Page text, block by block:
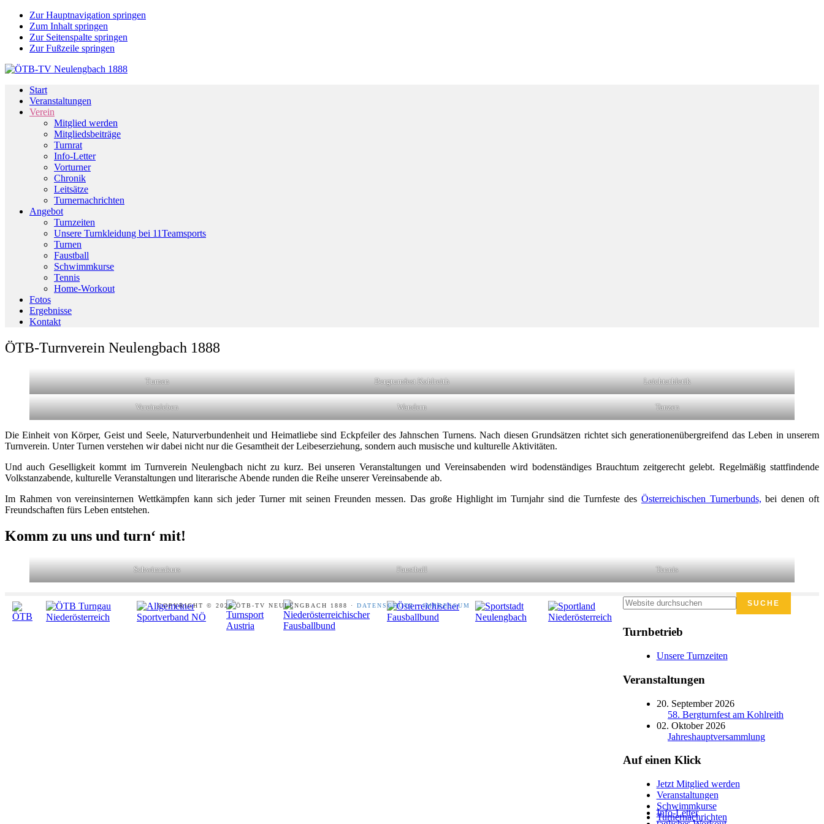
Zur Hauptnavigation springen
Zum Inhalt springen
Zur Seitenspalte springen
Zur Fußzeile springen
Start
Veranstaltungen
Verein
Mitglied werden
Mitgliedsbeiträge
Turnrat
Info-Letter
Vorturner
Chronik
Leitsätze
Turnernachrichten
Angebot
Turnzeiten
Unsere Turnkleidung bei 11Teamsports
Turnen
Faustball
Schwimmkurse
Tennis
Home-Workout
Fotos
Ergebnisse
Kontakt
ÖTB-Turnverein Neulengbach 1888
Turnen Bergturnfest Kohlreith Leichtathletik
Vereinsleben Wandern Tanzen
Die Einheit von Körper, Geist und Seele, Naturverbundenheit und Heimatliebe sind Eckpfeiler des Jahnschen Turnens. Nach diesen Grundsätzen richtet sich generationenübergreifend das Leben in unserem
Turnverein. Unter Turnen verstehen wir dabei nicht nur die Gesamtheit der Leibeserziehung, sondern auch musische und kulturelle Aktivitäten.
Und auch Geselligkeit kommt im Turnverein Neulengbach nicht zu kurz. Bei unseren Veranstaltungen und Vereinsabenden wird bodenständiges Brauchtum zeitgerecht gelebt. Regelmäßig stattfindende
Volkstanzabende, kulturelle Veranstaltungen und literarische Abende runden die Reihe unserer Vereinsabende ab.
Im Rahmen von vereinsinternen Wettkämpfen kann sich jeder Turner mit seinen Freunden messen. Das große Highlight im Turnjahr sind die Turnfeste des Österreichischen Turnerbunds, bei denen oft
Freundschaften fürs Leben entstehen.
Komm zu uns und turn‘ mit!
Schwimmkurs Faustball Tennis
Seitenspalte
Website
durchsuchen
Turnbetrieb
Unsere Turnzeiten
Veranstaltungen
20. September 2026
58. Bergturnfest am Kohlreith
02. Oktober 2026
Jahreshauptversammlung
Auf einen Klick
Jetzt Mitglied werden
Veranstaltungen
Schwimmkurse
Turnernachrichten
Info-Letter
Footer COPYRIGHT © 2026 ÖTB-TV NEULENGBACH 1888 · DATENSCHUTZ·IMPRESSUM